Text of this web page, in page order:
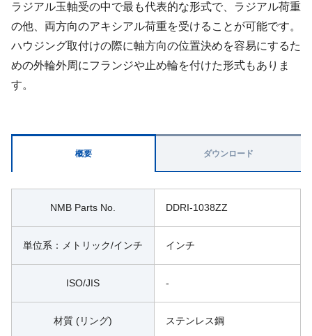
ラジアル玉軸受の中で最も代表的な形式で、ラジアル荷重
の他、両方向のアキシアル荷重を受けることが可能です。
ハウジング取付けの際に軸方向の位置決めを容易にするた
めの外輪外周にフランジや止め輪を付けた形式もありま
す。
概要
NMB Parts No. DDRI-1038ZZ
単位系：メトリック/インチ インチ
ISO/JIS -
材質 (リング) ステンレス鋼
ダウンロード